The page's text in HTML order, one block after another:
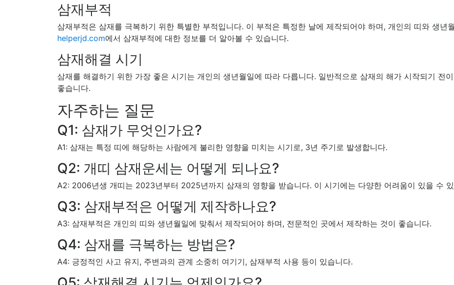
삼재부적
삼재부적은 삼재를 극복하기 위한 특별한 부적입니다. 이 부적은 특정한 날에 제작되어야 하며, 개인의 띠와 생년
helperjd.com에서 삼재부적에 대한 정보를 더 알아볼 수 있습니다.
삼재해결 시기
삼재를 해결하기 위한 가장 좋은 시기는 개인의 생년월일에 따라 다릅니다. 일반적으로 삼재의 해가 시작되기 전
좋습니다.
자주하는 질문
Q1: 삼재가 무엇인가요?
A1: 삼재는 특정 띠에 해당하는 사람에게 불리한 영향을 미치는 시기로, 3년 주기로 발생합니다.
Q2: 개띠 삼재운세는 어떻게 되나요?
A2: 2006년생 개띠는 2023년부터 2025년까지 삼재의 영향을 받습니다. 이 시기에는 다양한 어려움이 있을 수
Q3: 삼재부적은 어떻게 제작하나요?
A3: 삼재부적은 개인의 띠와 생년월일에 맞춰서 제작되어야 하며, 전문적인 곳에서 제작하는 것이 좋습니다.
Q4: 삼재를 극복하는 방법은?
A4: 긍정적인 사고 유지, 주변과의 관계 소중히 여기기, 삼재부적 사용 등이 있습니다.